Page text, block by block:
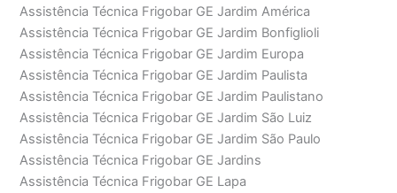
Assistência Técnica Frigobar GE Jardim América
Assistência Técnica Frigobar GE Jardim Bonfiglioli
Assistência Técnica Frigobar GE Jardim Europa
Assistência Técnica Frigobar GE Jardim Paulista
Assistência Técnica Frigobar GE Jardim Paulistano
Assistência Técnica Frigobar GE Jardim São Luiz
Assistência Técnica Frigobar GE Jardim São Paulo
Assistência Técnica Frigobar GE Jardins
Assistência Técnica Frigobar GE Lapa